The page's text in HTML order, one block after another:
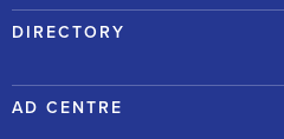
DIRECTORY
AD CENTRE